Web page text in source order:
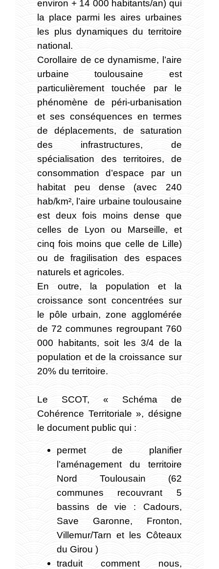
environ + 14 000 habitants/an) qui
la place parmi les aires urbaines
les plus dynamiques du territoire
national.
Corollaire de ce dynamisme, l’aire
urbaine toulousaine est
particulièrement touchée par le
phénomène de péri-urbanisation
et ses conséquences en termes
de déplacements, de saturation
des infrastructures, de
spécialisation des territoires, de
consommation d’espace par un
habitat peu dense (avec 240
hab/km², l’aire urbaine toulousaine
est deux fois moins dense que
celles de Lyon ou Marseille, et
cinq fois moins que celle de Lille)
ou de fragilisation des espaces
naturels et agricoles.
En outre, la population et la
croissance sont concentrées sur
le pôle urbain, zone agglomérée
de 72 communes regroupant 760
000 habitants, soit les 3/4 de la
population et de la croissance sur
20% du territoire.
Le SCOT, « Schéma de
Cohérence Territoriale », désigne
le document public qui :
permet de planifier
l’aménagement du territoire
Nord Toulousain (62
communes recouvrant 5
bassins de vie : Cadours,
Save Garonne, Fronton,
Villemur/Tarn et les Côteaux
du Girou )
traduit comment nous,